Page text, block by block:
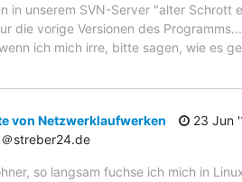
in unserem SVN-Server "alter
die vorige Versionen des
ich mich irre, bitte sagen, wie es
von Netzwerklaufwerken
streber24.de
23 Jun
so langsam fuchse ich mich in